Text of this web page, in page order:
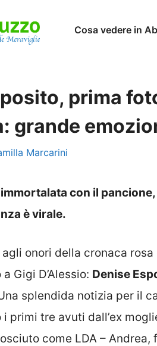
Cosa vedere in
prima
grande
Marcarini
con il
è virale.
onori della cronaca
Gigi D’Alessio: Denise
splendida notizia per il
primi tre avuti dall’ex
come LDA – Andrea,